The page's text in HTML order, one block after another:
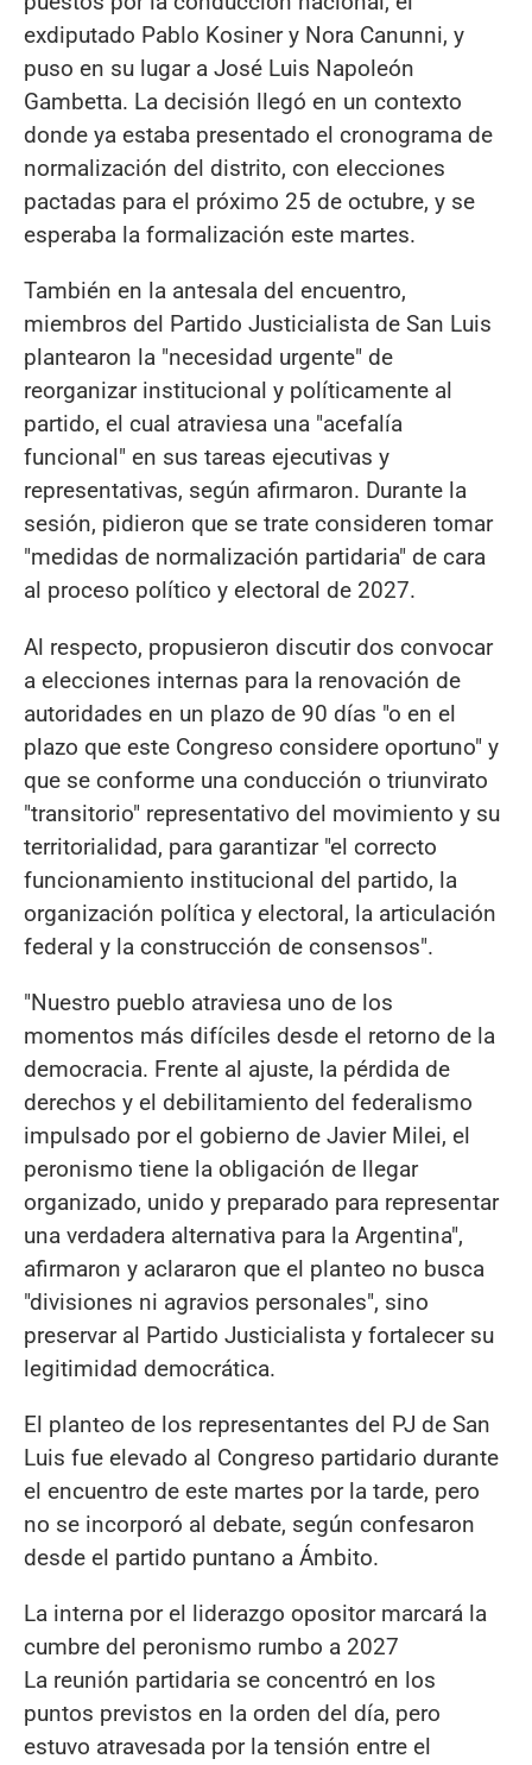
exdiputado Pablo Kosiner y Nora Canunni, y
puso en su lugar a José Luis Napoleón
Gambetta. La decisión llegó en un contexto
donde ya estaba presentado el cronograma de
normalización del distrito, con elecciones
pactadas para el próximo 25 de octubre, y se
esperaba la formalización este martes.
También en la antesala del encuentro,
miembros del Partido Justicialista de San Luis
plantearon la "necesidad urgente" de
reorganizar institucional y políticamente al
partido, el cual atraviesa una "acefalía
funcional" en sus tareas ejecutivas y
representativas, según afirmaron. Durante la
sesión, pidieron que se trate consideren tomar
"medidas de normalización partidaria" de cara
al proceso político y electoral de 2027.
Al respecto, propusieron discutir dos convocar
a elecciones internas para la renovación de
autoridades en un plazo de 90 días "o en el
plazo que este Congreso considere oportuno" y
que se conforme una conducción o triunvirato
"transitorio" representativo del movimiento y su
territorialidad, para garantizar "el correcto
funcionamiento institucional del partido, la
organización política y electoral, la articulación
federal y la construcción de consensos".
"Nuestro pueblo atraviesa uno de los
momentos más difíciles desde el retorno de la
democracia. Frente al ajuste, la pérdida de
derechos y el debilitamiento del federalismo
impulsado por el gobierno de Javier Milei, el
peronismo tiene la obligación de llegar
organizado, unido y preparado para representar
una verdadera alternativa para la Argentina",
afirmaron y aclararon que el planteo no busca
"divisiones ni agravios personales", sino
preservar al Partido Justicialista y fortalecer su
legitimidad democrática.
El planteo de los representantes del PJ de San
Luis fue elevado al Congreso partidario durante
el encuentro de este martes por la tarde, pero
no se incorporó al debate, según confesaron
desde el partido puntano a Ámbito.
La interna por el liderazgo opositor marcará la
cumbre del peronismo rumbo a 2027
La reunión partidaria se concentró en los
puntos previstos en la orden del día, pero
estuvo atravesada por la tensión entre el